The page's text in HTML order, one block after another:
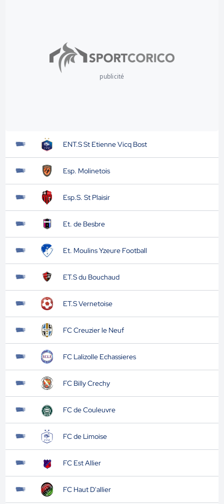
publicité
ENT.S St Etienne Vicq Bost
Esp. Molinetois
Esp.S. St Plaisir
Et. de Besbre
Et. Moulins Yzeure Football
ET.S du Bouchaud
ET.S Vernetoise
FC Creuzier le Neuf
FC Lalizolle Echassieres
FC Billy Crechy
FC de Couleuvre
FC de Limoise
FC Est Allier
FC Haut D'allier